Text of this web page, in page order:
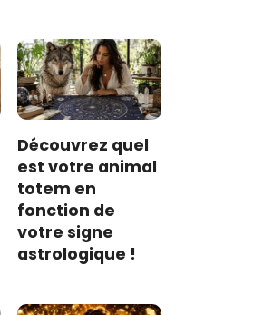
Découvrez quel
est votre animal
totem en
fonction de
votre signe
astrologique !